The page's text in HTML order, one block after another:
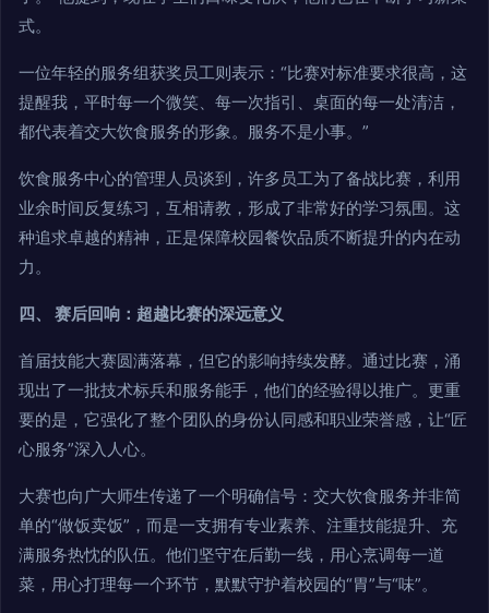
式。
一位年轻的服务组获奖员工则表示：“比赛对标准要求很高，这
提醒我，平时每一个微笑、每一次指引、桌面的每一处清洁，
都代表着交大饮食服务的形象。服务不是小事。”
饮食服务中心的管理人员谈到，许多员工为了备战比赛，利用
业余时间反复练习，互相请教，形成了非常好的学习氛围。这
种追求卓越的精神，正是保障校园餐饮品质不断提升的内在动
力。
四、 赛后回响：超越比赛的深远意义
首届技能大赛圆满落幕，但它的影响持续发酵。通过比赛，涌
现出了一批技术标兵和服务能手，他们的经验得以推广。更重
要的是，它强化了整个团队的身份认同感和职业荣誉感，让“匠
心服务”深入人心。
大赛也向广大师生传递了一个明确信号：交大饮食服务并非简
单的“做饭卖饭”，而是一支拥有专业素养、注重技能提升、充
满服务热忱的队伍。他们坚守在后勤一线，用心烹调每一道
菜，用心打理每一个环节，默默守护着校园的“胃”与“味”。